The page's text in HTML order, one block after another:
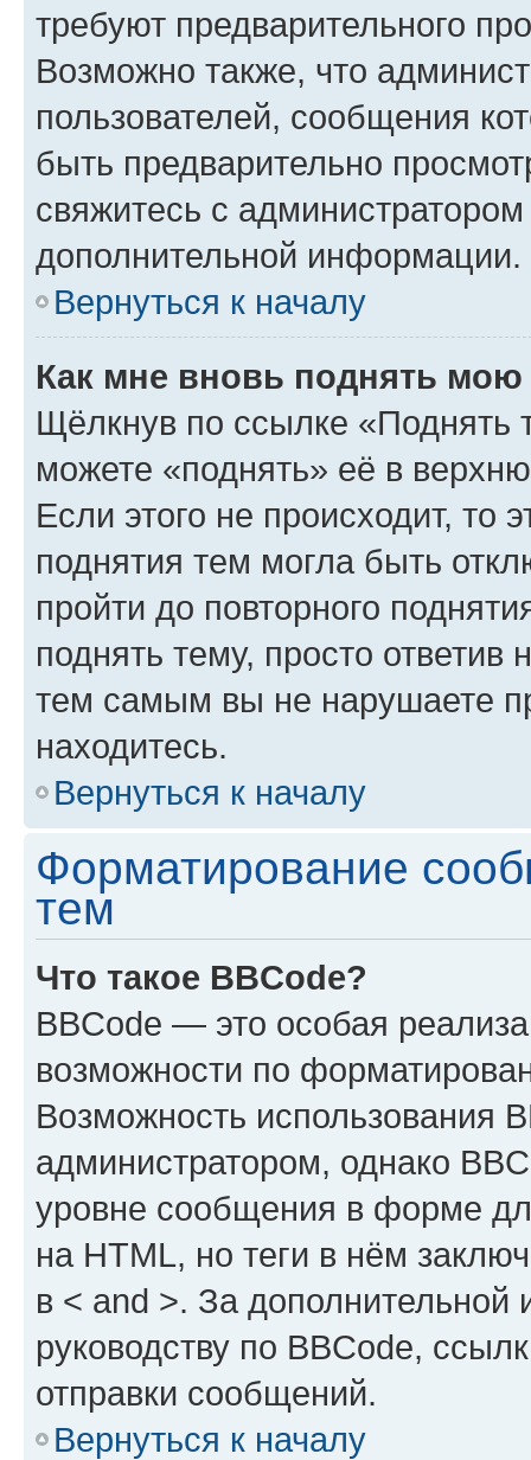
требуют предварительного
Возможно также, что
пользователей, сообщения
быть предварительно
свяжитесь с
дополнительной информации.
Вернуться к началу
Как мне вновь поднять мою
Щёлкнув по ссылке «Поднять
можете «поднять» её в
Если этого не происходит, то
поднятия тем могла быть
пройти до повторного
поднять тему, просто ответив
тем самым вы не нарушаете
находитесь.
Вернуться к началу
Форматирование
тем
Что такое BBCode?
BBCode — это особая
возможности по
Возможность использования
администратором, однако
уровне сообщения в форме
на HTML, но теги в нём
в < and >. За
руководству по BBCode,
отправки сообщений.
Вернуться к началу